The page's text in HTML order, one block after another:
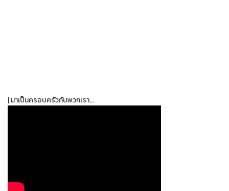
| มาเป็นครอบครัวกับพวกเรา...